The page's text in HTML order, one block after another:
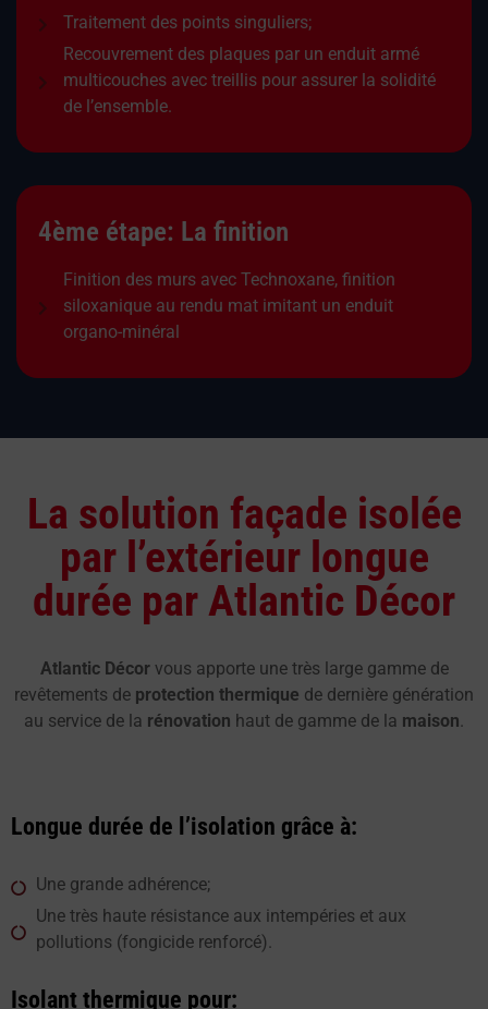
Traitement des points singuliers;
Recouvrement des plaques par un enduit armé
multicouches avec treillis pour assurer la solidité
de l’ensemble.
4ème étape: La finition
Finition des murs avec Technoxane, finition
siloxanique au rendu mat imitant un enduit
organo-minéral
La solution façade isolée
par l’extérieur longue
durée par Atlantic Décor
Atlantic Décorvous apporte une très large gamme de
revêtements de protection thermique de dernière génération
au service de la rénovation haut de gamme de la maison.
Longue durée de l’isolation grâce à:
Une grande adhérence;
Une très haute résistance aux intempéries et aux
pollutions (fongicide renforcé).
Isolant thermique pour: